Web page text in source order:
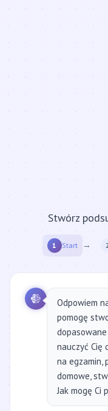
Stwórz
1 Start →
Odpowiem
pomogę
nauczyć Cię
na egzamin,
domowe,
Jak mogę Ci